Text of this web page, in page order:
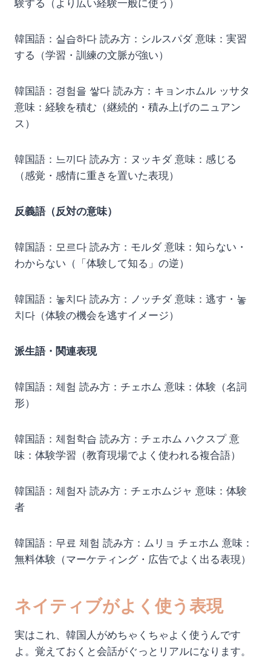
験する（より広い経験一般に使う）
韓国語：실습하다 読み方：シルスパダ 意味：実習
する（学習・訓練の文脈が強い）
韓国語：경험을 쌓다 読み方：キョンホムル ッサタ
意味：経験を積む（継続的・積み上げのニュアン
ス）
韓国語：느끼다 読み方：ヌッキダ 意味：感じる
（感覚・感情に重きを置いた表現）
反義語（反対の意味）
韓国語：모르다 読み方：モルダ 意味：知らない・
わからない（「体験して知る」の逆）
韓国語：놓치다 読み方：ノッチダ 意味：逃す・놓
치다（体験の機会を逃すイメージ）
派生語・関連表現
韓国語：체험 読み方：チェホム 意味：体験（名詞
形）
韓国語：체험학습 読み方：チェホム ハクスプ 意
味：体験学習（教育現場でよく使われる複合語）
韓国語：체험자 読み方：チェホムジャ 意味：体験
者
韓国語：무료 체험 読み方：ムリョ チェホム 意味：
無料体験（マーケティング・広告でよく出る表現）
ネイティブがよく使う表現
実はこれ、韓国人がめちゃくちゃよく使うんです
よ。覚えておくと会話がぐっとリアルになります。